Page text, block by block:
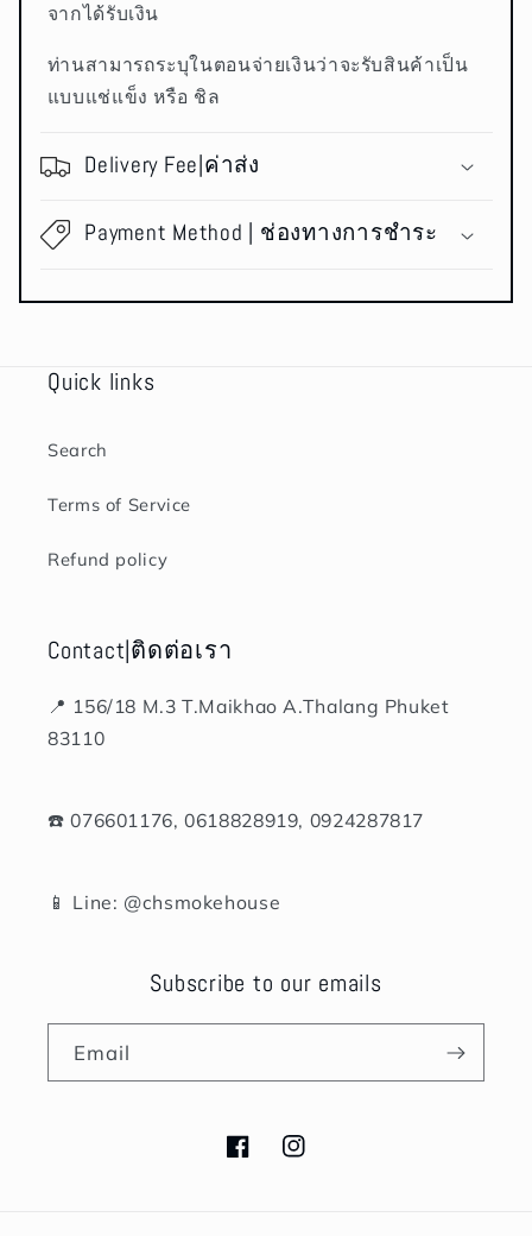
จากได้รับเงิน
ท่านสามารถระบุในตอนจ่ายเงินว่าจะรับสินค้าเป็น
แบบแช่แข็ง หรือ ชิล
Delivery Fee|ค่าส่ง
Payment Method | ช่องทางการชำระ
Quick links
Search
Terms of Service
Refund policy
Contact|ติดต่อเรา
📍 156/18 M.3 T.Maikhao A.Thalang Phuket
83110
☎️ 076601176, 0618828919, 0924287817
📱 Line: @chsmokehouse
Subscribe to our emails
Email
FacebookInstagram